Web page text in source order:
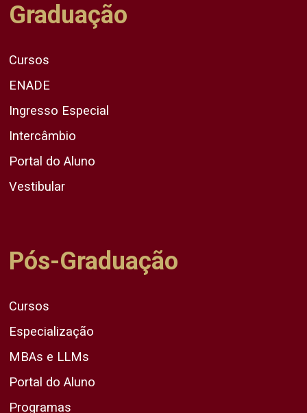
Graduação
Cursos
ENADE
Ingresso Especial
Intercâmbio
Portal do Aluno
Vestibular
Pós-Graduação
Cursos
Especialização
MBAs e LLMs
Portal do Aluno
Programas